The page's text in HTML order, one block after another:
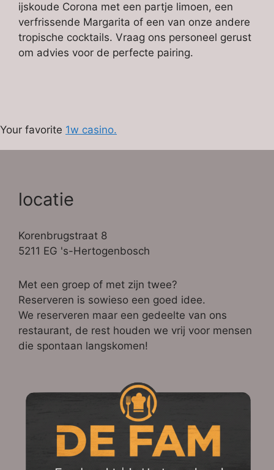
ijskoude Corona met een partje limoen, een
verfrissende Margarita of een van onze andere
tropische cocktails. Vraag ons personeel gerust
om advies voor de perfecte pairing.
Your favorite 1w casino.
locatie
Korenbrugstraat 8
5211 EG 's-Hertogenbosch
Met een groep of met zijn twee?
Reserveren is sowieso een goed idee.
We reserveren maar een gedeelte van ons
restaurant, de rest houden we vrij voor mensen
die spontaan langskomen!